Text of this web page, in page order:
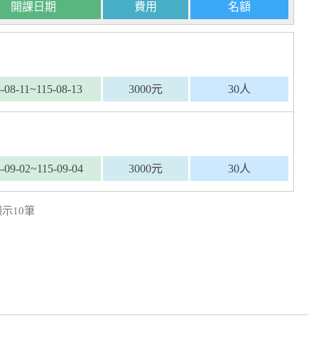
開課日期 費用 名額
08-11~115-08-13 3000元 30人
09-02~115-09-04 3000元 30人
10筆